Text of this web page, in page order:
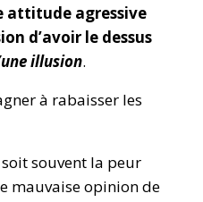
attitude agressive
d’avoir le dessus
illusion.
à rabaisser les
souvent la peur
mauvaise opinion de